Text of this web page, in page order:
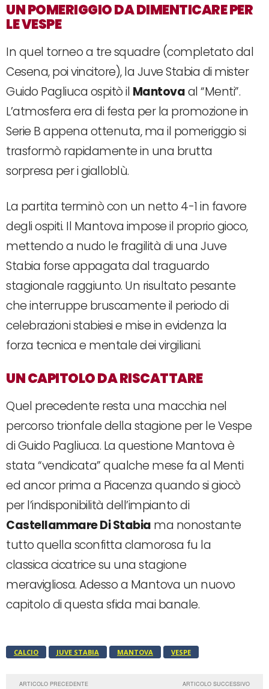
UN POMERIGGIO DA DIMENTICARE PER
LE VESPE
In quel torneo a tre squadre (completato dal
Cesena, poi vincitore), la Juve Stabia di mister
Guido Pagliuca ospitò il Mantovaal “Menti”.
L’atmosfera era di festa per la promozione in
Serie B appena ottenuta, ma il pomeriggio si
trasformò rapidamente in una brutta
sorpresa per i gialloblù.
La partita terminò con un netto 4-1 in favore
degli ospiti. Il Mantova impose il proprio gioco,
mettendo a nudo le fragilità di una Juve
Stabia forse appagata dal traguardo
stagionale raggiunto. Un risultato pesante
che interruppe bruscamente il periodo di
celebrazioni stabiesi e mise in evidenza la
forza tecnica e mentale dei virgiliani.
UN CAPITOLO DA RISCATTARE
Quel precedente resta una macchia nel
percorso trionfale della stagione per le Vespe
di Guido Pagliuca. La questione Mantova è
stata “vendicata” qualche mese fa al Menti
ed ancor prima a Piacenza quando si giocò
per l’indisponibilità dell’impianto di
Castellammare Di Stabia ma nonostante
tutto quella sconfitta clamorosa fu la
classica cicatrice su una stagione
meravigliosa. Adesso a Mantova un nuovo
capitolo di questa sfida mai banale.
CALCIO JUVE STABIA MANTOVA VESPE
ARTICOLO PRECEDENTE ARTICOLO SUCCESSIVO